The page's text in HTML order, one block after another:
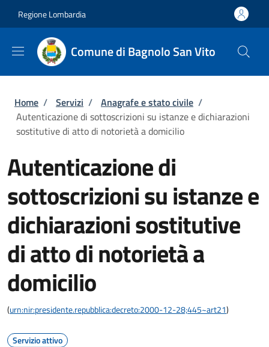
Regione Lombardia
Comune di Bagnolo San Vito
Briciole di pane
Home / Servizi / Anagrafe e stato civile /
Autenticazione di sottoscrizioni su istanze e dichiarazioni
sostitutive di atto di notorietà a domicilio
Autenticazione di
sottoscrizioni su istanze e
dichiarazioni sostitutive
di atto di notorietà a
domicilio
(urn:nir:presidente.repubblica:decreto:2000-12-28;445~art21)
Servizio attivo